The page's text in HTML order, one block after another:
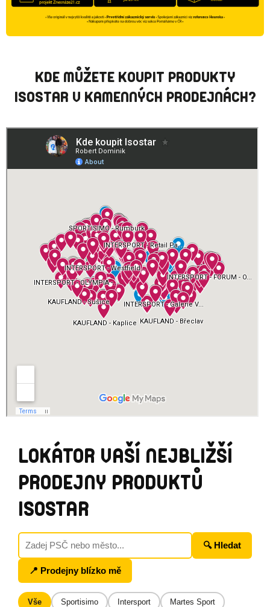
A
C
P
R
K
P
I
S
U
KDE MŮŽETE KOUPIT PRODUKTY
ISOSTAR V KAMENNÝCH PRODEJNÁCH?
LOKÁTOR VAŠÍ NEJBLIŽŠÍ
PRODEJNY PRODUKTŮ
ISOSTAR
🔍 Hledat
📍 Prodejny blízko mě
Vše Sportisimo Intersport Martes Sport